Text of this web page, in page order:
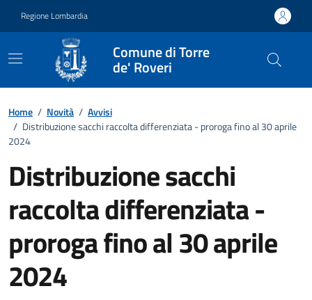
Regione Lombardia
Comune di Torre
de' Roveri
Home / Novità / Avvisi
/ Distribuzione sacchi raccolta differenziata - proroga fino al 30 aprile
2024
Distribuzione sacchi
raccolta differenziata -
proroga fino al 30 aprile
2024